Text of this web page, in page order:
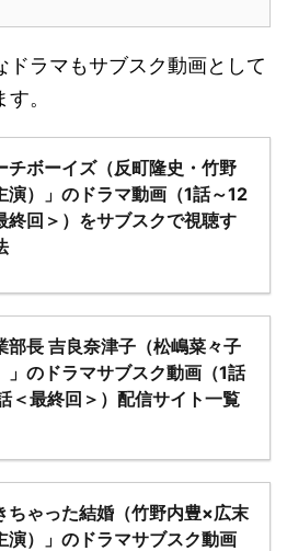
ドラマもサブスク動画として
。
チボーイズ（反町隆史・竹野
演）」のドラマ動画（1話～12
終回＞）をサブスクで視聴す
部長 吉良奈津子（松嶋菜々子
」のドラマサブスク動画（1話
＜最終回＞）配信サイト一覧
ちゃった結婚（竹野内豊×広末
演）」のドラマサブスク動画